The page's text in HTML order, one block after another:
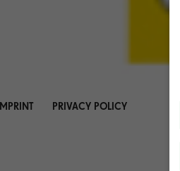
IMPRINT PRIVACY POLICY